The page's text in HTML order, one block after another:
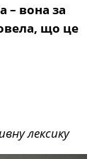
– вона за
що це
лексику